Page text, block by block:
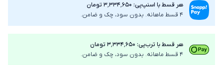
هر قسط با اسنپ‌پی: ۳٬۳۳۴٬۶۵۰ تومان
4 قسط ماهانه. بدون سود، چک و ضامن.
هر قسط با ترب‌پی: ۳٬۳۳۴٬۶۵۰ تومان
4 قسط ماهانه. بدون سود، چک و ضامن.